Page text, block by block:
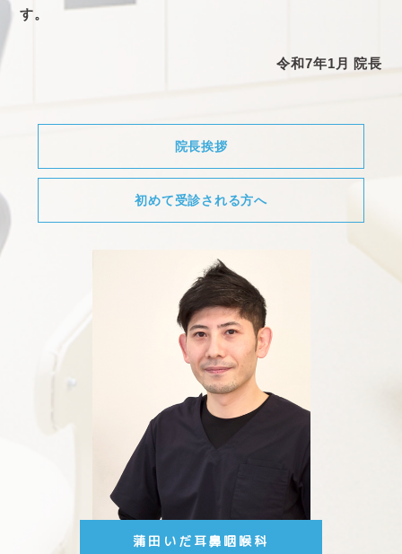
す。
令和7年1月 院長
院長挨拶
初めて受診される方へ
蒲田いだ耳鼻咽喉科